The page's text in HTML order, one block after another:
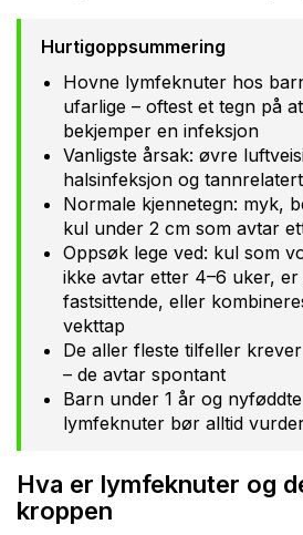
Hurtigoppsummering
Hovne lymfeknuter hos
ufarlige – oftest et tegn på
bekjemper en infeksjon
Vanligste årsak: øvre
halsinfeksjon og
Normale kjennetegn: myk,
kul under 2 cm som avtar
Oppsøk lege ved: kul som
ikke avtar etter 4–6 uker,
fastsittende, eller
vekttap
De aller fleste tilfeller
– de avtar spontant
Barn under 1 år og
lymfeknuter bør alltid
Hva er lymfeknuter og
kroppen